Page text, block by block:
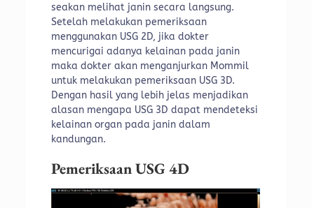
seakan melihat janin secara langsung.
Setelah melakukan pemeriksaan
menggunakan USG 2D, jika dokter
mencurigai adanya kelainan pada janin
maka dokter akan menganjurkan Mommil
untuk melakukan pemeriksaan USG 3D.
Dengan hasil yang lebih jelas menjadikan
alasan mengapa USG 3D dapat mendeteksi
kelainan organ pada janin dalam
kandungan.
Pemeriksaan USG 4D